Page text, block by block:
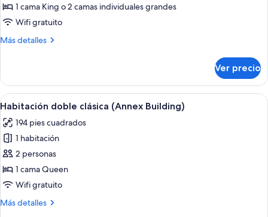
Habitación
doble
1 cama King o 2 camas individuales grandes
Wifi gratuito
Más detalles
Más
doble
ejecutiva
Ver precio
Abrir
todas
las
fotos
de
Habitación
doble
(Annex
Una cama bien hecha con sábanas
4
Habitación doble clásica (Annex Building)
194 pies cuadrados
1 habitación
2 personas
1 cama Queen
Wifi gratuito
Más detalles
Más